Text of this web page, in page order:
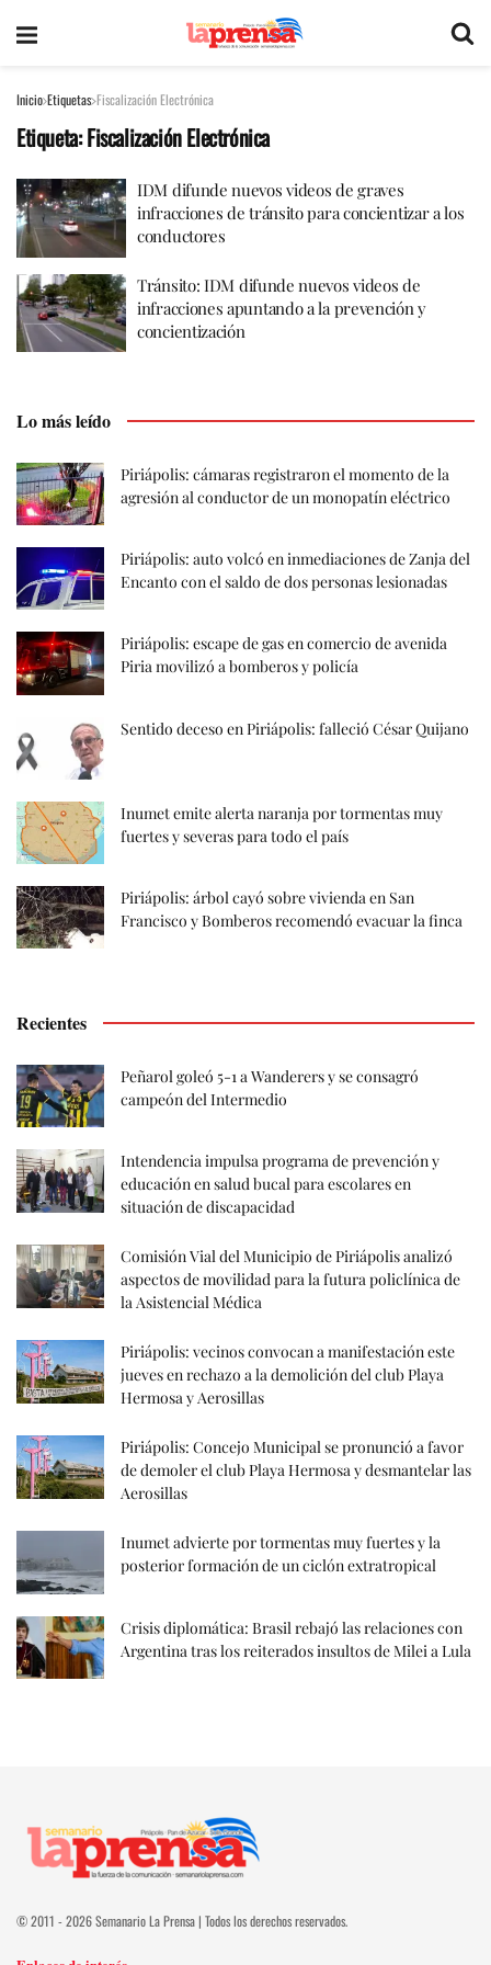
Inicio Etiquetas Fiscalización Electrónica
Etiqueta:Fiscalización Electrónica
IDM difunde nuevos videos de graves
infracciones de tránsito para concientizar a los
conductores
Tránsito: IDM difunde nuevos videos de
infracciones apuntando a la prevención y
concientización
Lo más leído
Piriápolis: cámaras registraron el momento de la
agresión al conductor de un monopatín eléctrico
Piriápolis: auto volcó en inmediaciones de Zanja del
Encanto con el saldo de dos personas lesionadas
Piriápolis: escape de gas en comercio de avenida
Piria movilizó a bomberos y policía
Sentido deceso en Piriápolis: falleció César Quijano
Inumet emite alerta naranja por tormentas muy
fuertes y severas para todo el país
Piriápolis: árbol cayó sobre vivienda en San
Francisco y Bomberos recomendó evacuar la finca
Recientes
Peñarol goleó 5-1 a Wanderers y se consagró
campeón del Intermedio
Intendencia impulsa programa de prevención y
educación en salud bucal para escolares en
situación de discapacidad
Comisión Vial del Municipio de Piriápolis analizó
aspectos de movilidad para la futura policlínica de
la Asistencial Médica
Piriápolis: vecinos convocan a manifestación este
jueves en rechazo a la demolición del club Playa
Hermosa y Aerosillas
Piriápolis: Concejo Municipal se pronunció a favor
de demoler el club Playa Hermosa y desmantelar las
Aerosillas
Inumet advierte por tormentas muy fuertes y la
posterior formación de un ciclón extratropical
Crisis diplomática: Brasil rebajó las relaciones con
Argentina tras los reiterados insultos de Milei a Lula
© 2011 - 2026 Semanario La Prensa | Todos los derechos reservados.